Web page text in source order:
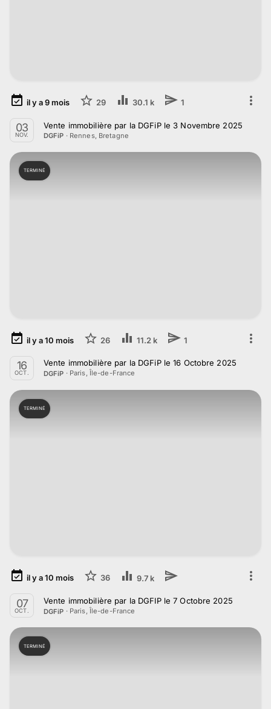
il y a9mois 29 30.1 k 1
03
NOV.
Vente immobilière par la DGFiP le 3 Novembre 2025
DGFiP · Rennes, Bretagne
TERMINÉ
il y a10 mois 26 11.2 k 1
16
OCT.
Vente immobilière par la DGFiP le 16 Octobre 2025
DGFiP · Paris, Île-de-France
TERMINÉ
il y a10 mois 36 9.7 k
07
OCT.
Vente immobilière par la DGFIP le 7 Octobre 2025
DGFiP · Paris, Île-de-France
TERMINÉ